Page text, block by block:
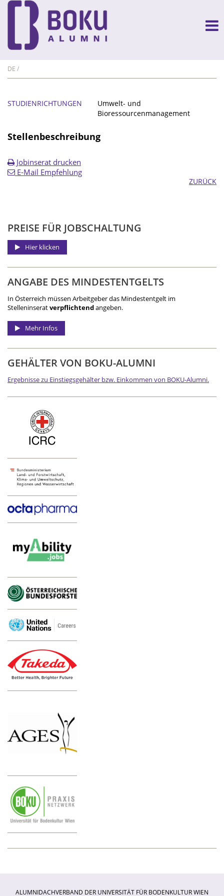
DE
STUDIENRICHTUNGEN
Umwelt- und
Bioressourcenmanagement
Stellenbeschreibung
Jobinserat drucken
E-Mail Empfehlung
ZURÜCK
PREISE FÜR JOBSCHALTUNG
Hier klicken
ANGABE DES MINDEST­ENTGELTS
In Österreich müssen Arbeitgeber das Mindestentgelt im
Stelleninseratverpflichtendangeben.
Mehr Infos
GEHÄLTER VON BOKU-ALUMNI
Ergebnisse zu Einstiegsgehälter bzw. Einkommen von BOKU-Alumni.
ALUMNIDACHVERBAND DER UNIVERSITÄT FÜR BODENKULTUR WIEN